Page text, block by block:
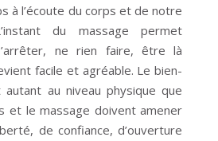
à l’écoute du corps et de notre
du massage permet
ne rien faire, être là
facile et agréable. Le bien-
au niveau physique que
et le massage doivent amener
de confiance, d’ouverture